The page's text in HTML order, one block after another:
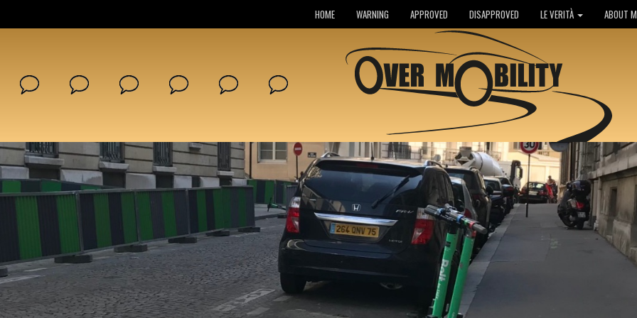
HOME WARNING APPROVED DISAPPROVED LE VERITÀ ABOUT